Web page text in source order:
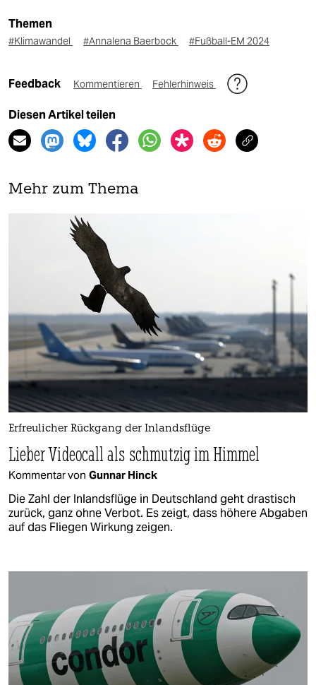
Themen
#Klimawandel #Annalena Baerbock #Fußball-EM 2024
Feedback Kommentieren Fehlerhinweis
Diesen Artikel teilen
Mehr zum Thema
Erfreulicher Rückgang der Inlandsflüge
Lieber Videocall als schmutzig im Himmel
Kommentar von Gunnar Hinck
Die Zahl der Inlandsflüge in Deutschland geht drastisch
zurück, ganz ohne Verbot. Es zeigt, dass höhere Abgaben
auf das Fliegen Wirkung zeigen.